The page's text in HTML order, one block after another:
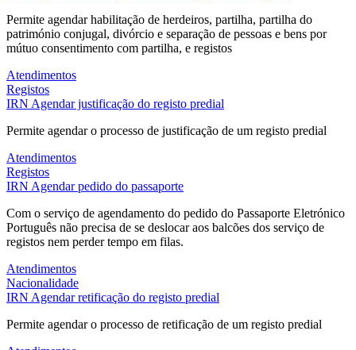
Permite agendar habilitação de herdeiros, partilha, partilha do
património conjugal, divórcio e separação de pessoas e bens por
mútuo consentimento com partilha, e registos
Atendimentos
Registos
IRN Agendar justificação do registo predial
Permite agendar o processo de justificação de um registo predial
Atendimentos
Registos
IRN Agendar pedido do passaporte
Com o serviço de agendamento do pedido do Passaporte Eletrónico
Português não precisa de se deslocar aos balcões dos serviço de
registos nem perder tempo em filas.
Atendimentos
Nacionalidade
IRN Agendar retificação do registo predial
Permite agendar o processo de retificação de um registo predial